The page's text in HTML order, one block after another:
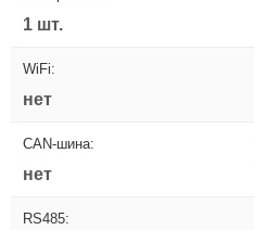
1 шт.
WiFi:
нет
CAN-шина:
нет
RS485: